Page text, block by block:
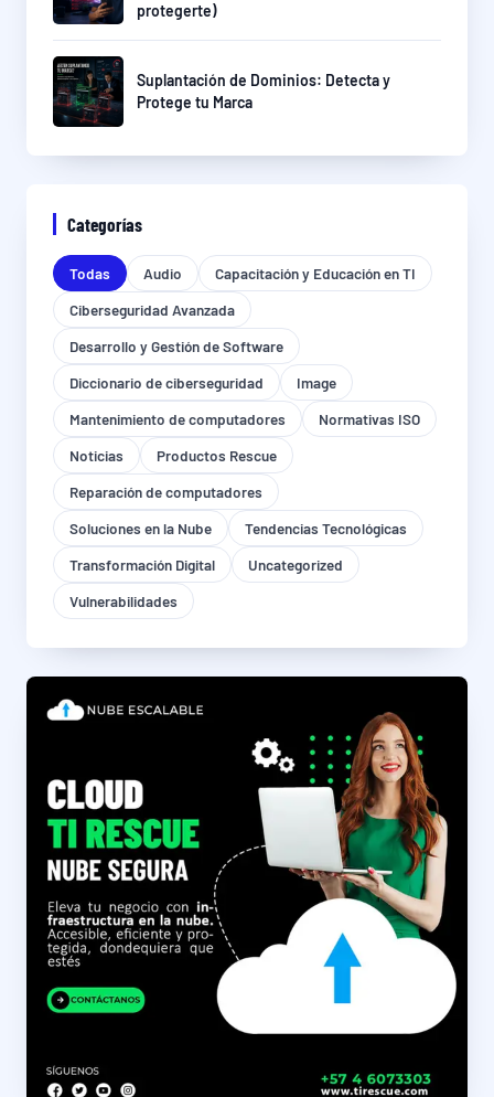
protegerte)
Suplantación de Dominios: Detecta y
Protege tu Marca
Categorías
Todas Audio
Capacitación y Educación en TI
Ciberseguridad Avanzada
Desarrollo y Gestión de Software
Diccionario de ciberseguridad
Image
Mantenimiento de computadores
Normativas ISO
Noticias
Productos Rescue
Reparación de computadores
Soluciones en la Nube
Tendencias Tecnológicas
Transformación Digital
Uncategorized
Vulnerabilidades